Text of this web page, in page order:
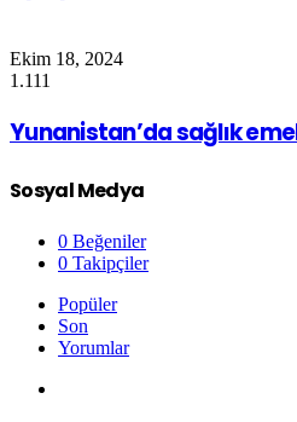
Ekim 18, 2024
1.111
Yunanistan’da sağlık
Sosyal Medya
0 Beğeniler
0 Takipçiler
Popüler
Son
Yorumlar